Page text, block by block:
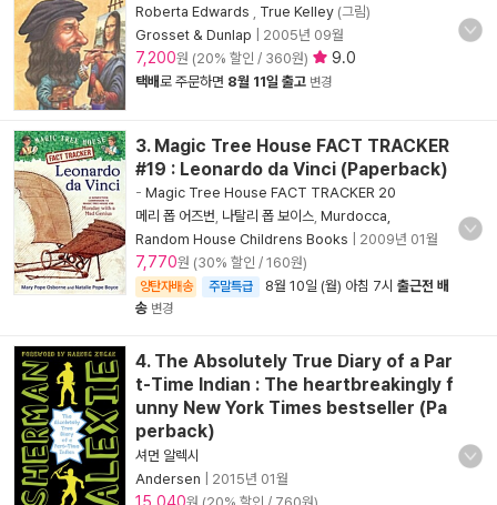
Roberta Edwards
True Kelley (그림)
Grosset & Dunlap
2005년 09월
7,200원 (20% 할인 / 360원) 9.0
택배로 주문하면 8월 11일 출고 변경
3. Magic Tree House FACT TRACKER
#19 : Leonardo da Vinci (Paperback)
- Magic Tree House FACT TRACKER 20
메리 폽 어즈번 나탈리 폽 보이스 Murdocca,
Random House Childrens Books
2009년 01월
7,770원 (30% 할인 / 160원)
양탄자배송 주말특급 8월 10일 (월) 아침 7시 출근전 배
송 변경
4. The Absolutely True Diary of a Par
t-Time Indian : The heartbreakingly f
unny New York Times bestseller (Pa
perback)
셔먼 알렉시
Andersen
2015년 01월